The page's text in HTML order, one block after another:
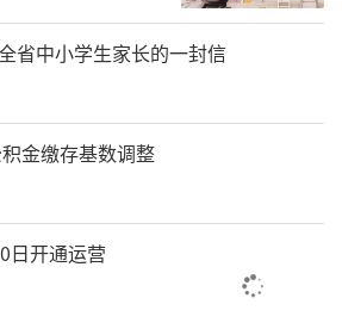
”长效机制。以抓“关键少
”，定期组织召开新的社
会长会议、理事会议、新的
会等，学习贯彻党的方针政
造具有地域性、标志性的实
品牌。
台载体，汇新阶动能。
省中小学生家长的一封信
金缴存基数调整
日开通运营